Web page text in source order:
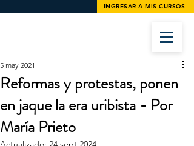
INGRESAR A MIS CURSOS
Reformas y protestas, ponen
en jaque la era uribista - Por
María Prieto
5 may 2021